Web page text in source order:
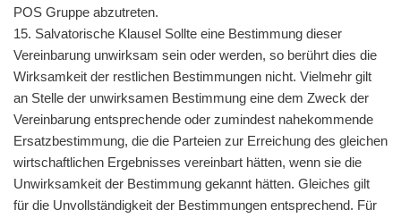
POS Gruppe abzutreten.
15. Salvatorische Klausel Sollte eine Bestimmung dieser
Vereinbarung unwirksam sein oder werden, so berührt dies die
Wirksamkeit der restlichen Bestimmungen nicht. Vielmehr gilt
an Stelle der unwirksamen Bestimmung eine dem Zweck der
Vereinbarung entsprechende oder zumindest nahekommende
Ersatzbestimmung, die die Parteien zur Erreichung des gleichen
wirtschaftlichen Ergebnisses vereinbart hätten, wenn sie die
Unwirksamkeit der Bestimmung gekannt hätten. Gleiches gilt
für die Unvollständigkeit der Bestimmungen entsprechend. Für